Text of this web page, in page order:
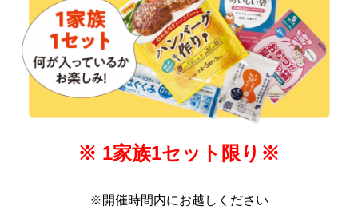
※ 1家族1セット限り※
※開催時間内にお越しください